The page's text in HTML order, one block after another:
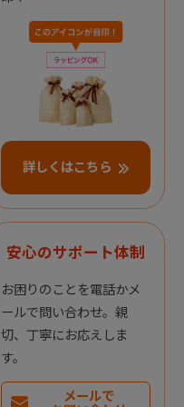
詳しくはこちら
安心のサポート体制
お困りのことを電話かメ
ールで問い合わせ。親
切、丁寧にお応えしま
す。
メールで